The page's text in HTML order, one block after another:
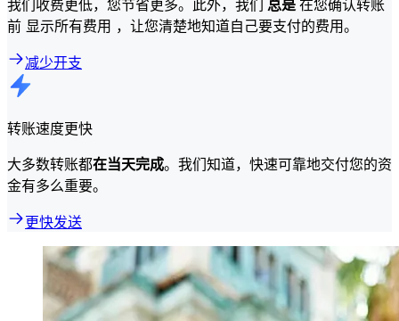
我们收费更低，您节省更多。此外，我们 总是在您确认转账
前 显示所有费用 ，让您清楚地知道自己要支付的费用。
减少开支
转账速度更快
大多数转账都在当天完成。我们知道，快速可靠地交付您的资
金有多么重要。
更快发送